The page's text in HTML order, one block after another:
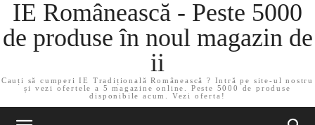
IE Românească - Peste 5000
de produse în noul magazin de
ii
Cauți să cumperi IE Tradițională Românească ? Intră pe site-ul nostru
și vezi ofertele a 5 magazine online. Peste 5000 de produse
disponibile acum. Vezi oferta!